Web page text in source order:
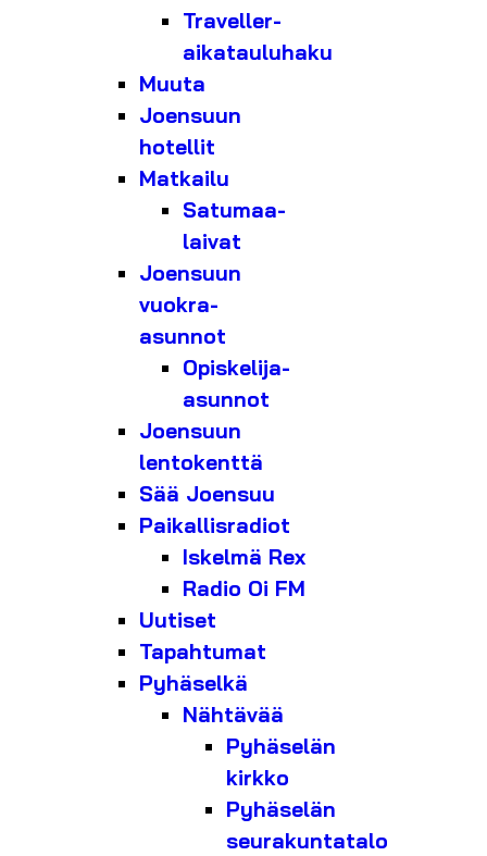
Traveller-
aikatauluhaku
Muuta
Joensuun
hotellit
Matkailu
Satumaa-
laivat
Joensuun
vuokra-
asunnot
Opiskelija-
asunnot
Joensuun
lentokenttä
Sää Joensuu
Paikallisradiot
Iskelmä Rex
Radio Oi FM
Uutiset
Tapahtumat
Pyhäselkä
Nähtävää
Pyhäselän
kirkko
Pyhäselän
seurakuntatalo